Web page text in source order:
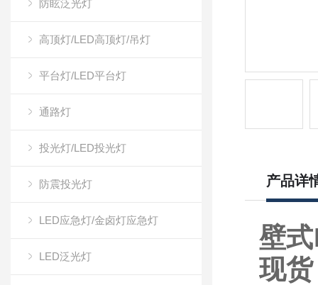
防眩泛光灯
高顶灯/LED高顶灯/吊灯
平台灯/LED平台灯
通路灯
投光灯/LED投光灯
防震投光灯
LED应急灯/金卤灯应急灯
LED泛光灯
产品详
壁
现货